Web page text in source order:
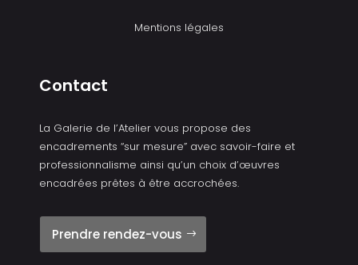
Mentions légales
Contact
La Galerie de l’Atelier vous propose des
encadrements “sur mesure” avec savoir-faire et
professionnalisme ainsi qu’un choix d’œuvres
encadrées prêtes à être accrochées.
Prendre rendez-vous